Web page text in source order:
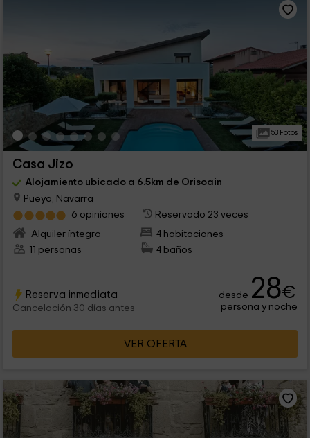
53 Fotos
Casa Jizo
Alojamiento ubicado a 6.5km de Orisoain
Pueyo, Navarra
6 opiniones
Reservado 23 veces
Alquiler íntegro
4 habitaciones
11 personas
4 baños
Reserva inmediata
Cancelación 30 días antes
desde 28€
persona y noche
VER OFERTA